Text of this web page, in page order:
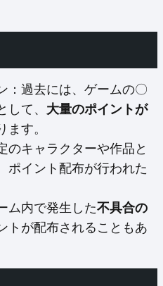
：過去には、ゲームの〇
して、 大量のポイントが
ます。
のキャラクターや作品と
ポイント配布が行われた
ム内で発生した不具合の
トが配布されることもあ